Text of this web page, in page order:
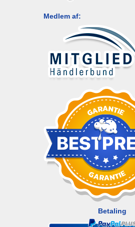
Medlem af:
Betaling